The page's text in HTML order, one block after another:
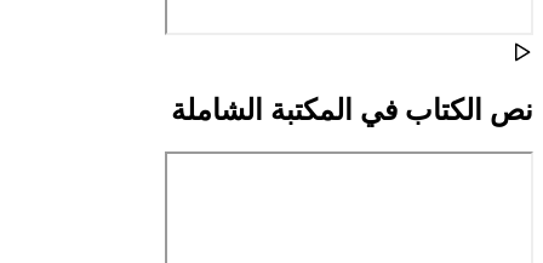
نص الكتاب في المكتبة الشاملة